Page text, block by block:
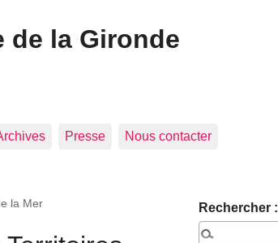
de la Gironde
Presse Nous contacter
la Mer Rechercher :